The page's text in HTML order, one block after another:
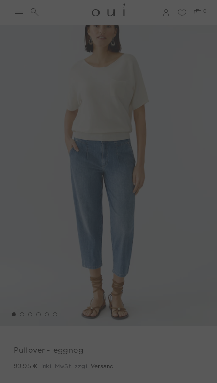
Finde deine perfekte Passform: jetzt
Zurück
Pullover - eggnog
99,95 € inkl. MwSt. zzgl. Versand